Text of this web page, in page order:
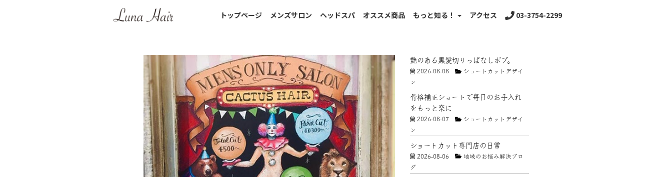
トップページ メンズサロン ヘッドスパ オススメ商品 もっと知る！ アクセス 03-3754-2299
艶のある黒髪切りっぱなしボブ。
2026-08-08
ショートカットデザイ
ン
骨格補正ショートで毎日のお手入れ
をもっと楽に
2026-08-07
ショートカットデザイ
ン
ショートカット専門店の日常
2026-08-06
地域のお悩み解決ブロ
グ